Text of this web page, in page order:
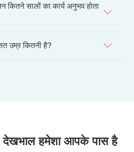
कितने सालों का कार्य अनुभव होता
उम्र कितनी है?
देखभाल हमेशा आपके पास है